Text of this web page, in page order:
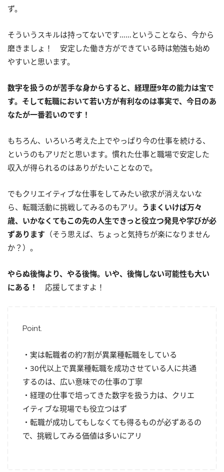
ず。
そういうスキルは持ってないです……ということなら、今から
磨きましょ！ 安定した働き方ができている時は勉強も始め
やすいと思います。
数字を扱うのが苦手な身からすると、経理歴9年の能力は宝で
す。そして転職において若い方が有利なのは事実で、今日のあ
なたが一番若いのです！
もちろん、いろいろ考えた上でやっぱり今の仕事を続ける、
というのもアリだと思います。慣れた仕事と職場で安定した
収入が得られるのはありがたいことなので。
でもクリエイティブな仕事をしてみたい欲求が消えないな
ら、転職活動に挑戦してみるのもアリ。 うまくいけば万々
歳、いかなくてもこの先の人生できっと役立つ発見や学びが必
ずあります （そう思えば、ちょっと気持ちが楽になりません
か？）。
やらぬ後悔より、やる後悔。いや、後悔しない可能性も大い
にある！
応援してますよ！
Point.
・実は転職者の約7割が異業種転職をしている
・30代以上で異業種転職を成功させている人に共通
するのは、広い意味での仕事の丁寧
・経理の仕事で培ってきた数字を扱う力は、クリエ
イティブな現場でも役立つはず
・転職が成功してもしなくても得るものが必ずあるの
で、挑戦してみる価値は多いにアリ